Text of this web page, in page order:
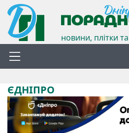
новини, плітки
ЄДНІПРО